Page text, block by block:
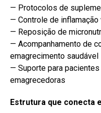
— Protocolos de
— Controle de
— Reposição de
— Acompanhamento de
emagrecimento saudável
— Suporte para
emagrecedoras
Estrutura que conecta